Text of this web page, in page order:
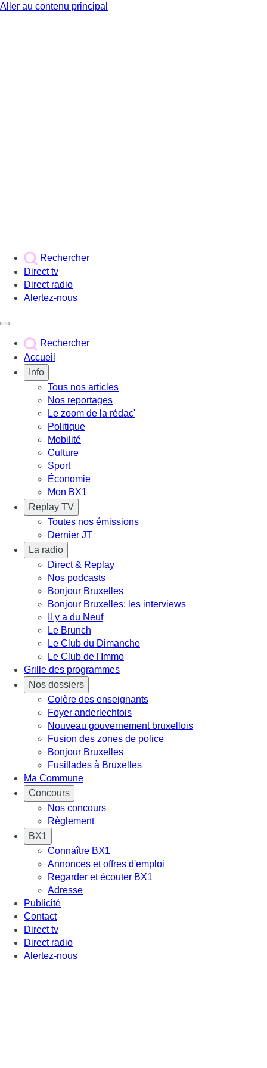
Aller au contenu principal
Rechercher
Direct tv
Direct radio
Alertez-nous
Rechercher
Accueil
Info
Tous nos articles
Nos reportages
Le zoom de la rédac'
Politique
Mobilité
Culture
Sport
Économie
Mon BX1
Replay TV
Toutes nos émissions
Dernier JT
La radio
Direct & Replay
Nos podcasts
Bonjour Bruxelles
Bonjour Bruxelles: les interviews
Il y a du Neuf
Le Brunch
Le Club du Dimanche
Le Club de l'Immo
Grille des programmes
Nos dossiers
Colère des enseignants
Foyer anderlechtois
Nouveau gouvernement bruxellois
Fusion des zones de police
Bonjour Bruxelles
Fusillades à Bruxelles
Ma Commune
Concours
Nos concours
Règlement
BX1
Connaître BX1
Annonces et offres d'emploi
Regarder et écouter BX1
Adresse
Publicité
Contact
Direct tv
Direct radio
Alertez-nous